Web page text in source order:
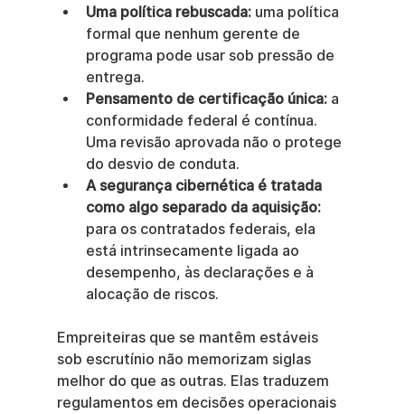
Uma política rebuscada: uma política
formal que nenhum gerente de
programa pode usar sob pressão de
entrega.
Pensamento de certificação única: a
conformidade federal é contínua.
Uma revisão aprovada não o protege
do desvio de conduta.
A segurança cibernética é tratada
como algo separado da aquisição:
para os contratados federais, ela
está intrinsecamente ligada ao
desempenho, às declarações e à
alocação de riscos.
Empreiteiras que se mantêm estáveis
sob escrutínio não memorizam siglas
melhor do que as outras. Elas traduzem
regulamentos em decisões operacionais